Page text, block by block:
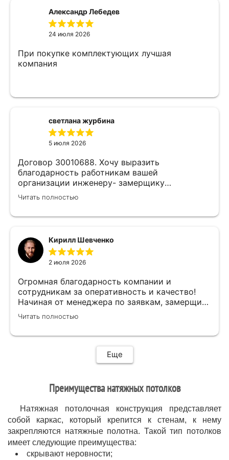
Александр Лебедев
24 июля 2026
При покупке комплектующих лучшая
компания
светлана журбина
5 июля 2026
Договор 30010688. Хочу выразить
благодарность работникам вашей
организации инженеру- замерщику
Кулабухову Николаю,и мастеру монтажа Илье
.Спасибо за проделанную работу и
быстро,качественно,профессионально сделал
свою работу,убрал за собой ,что очень
приятно.Мне все понравилось .Хорошая
Читать полностью
Кирилл Шевченко
2 июля 2026
Огромная благодарность компании и
сотрудникам за оперативность и качество!
Начиная от менеджера по заявкам, замерщика
и установщиков. Объяснили про полотно и
системы монтажа, дали выбор, сделали
Читать полностью
Еще
Преимущества натяжных потолков
Натяжная потолочная конструкция представляет
собой каркас, который крепится к стенам, к нему
закрепляются натяжные полотна. Такой тип потолков
имеет следующие преимущества:
скрывают неровности;